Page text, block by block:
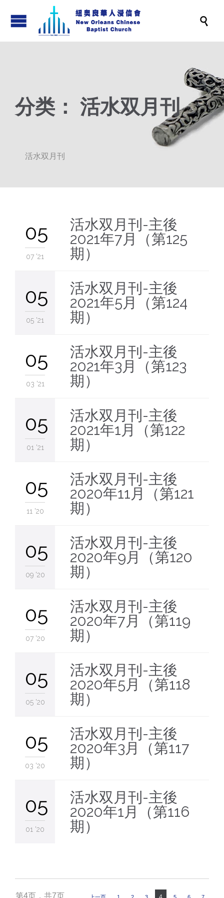

分类： 活水双月刊
活水双月刊
05
07 '21
活水双月刊-主後
2021年7月（第125
期）
05
05 '21
活水双月刊-主後
2021年5月（第124
期）
05
03 '21
活水双月刊-主後
2021年3月（第123
期）
05
01 '21
活水双月刊-主後
2021年1月（第122
期）
05
11 '20
活水双月刊-主後
2020年11月（第121
期）
05
09 '20
活水双月刊-主後
2020年9月（第120
期）
05
07 '20
活水双月刊-主後
2020年7月（第119
期）
05
05 '20
活水双月刊-主後
2020年5月（第118
期）
05
03 '20
活水双月刊-主後
2020年3月（第117
期）
05
01 '20
活水双月刊-主後
2020年1月（第116
期）
第4页，共7页